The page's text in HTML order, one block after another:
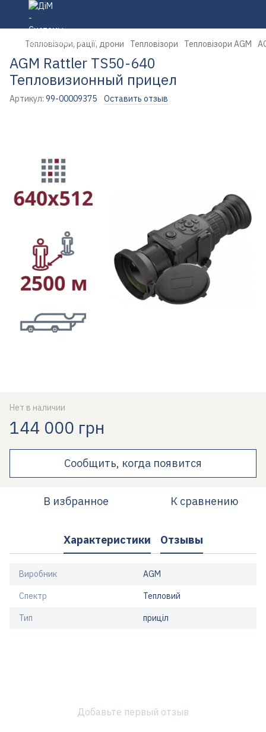
Тепловізори, рації, дрони Тепловізори Тепловізори AGM
AGM Rattler TS50-640
Тепловизионный прицел
Артикул: 99-00009375 Оставить отзыв
Нет в наличии
144 000 грн
Сообщить, когда появится
В избранное К сравнению
Характеристики Отзывы
Виробник AGM
Спектр Тепловий
Тип приціл
Добавьте первый отзыв